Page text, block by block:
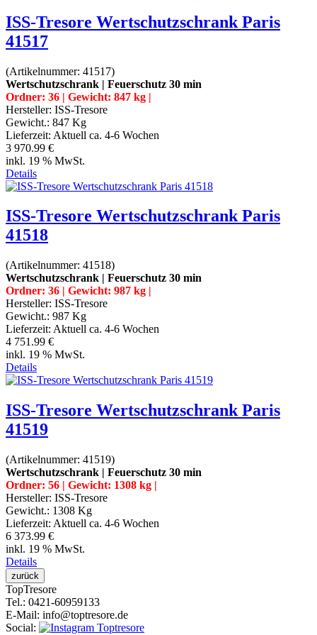
ISS-Tresore Wertschutzschrank Paris
41517
(Artikelnummer: 41517)
Wertschutzschrank | Feuerschutz 30 min
Ordner: 36 | Gewicht: 847 kg |
Hersteller: ISS-Tresore
Gewicht.: 847 Kg
Lieferzeit: Aktuell ca. 4-6 Wochen
3 970.99 €
inkl. 19 % MwSt.
Details
ISS-Tresore Wertschutzschrank Paris
41518
(Artikelnummer: 41518)
Wertschutzschrank | Feuerschutz 30 min
Ordner: 36 | Gewicht: 987 kg |
Hersteller: ISS-Tresore
Gewicht.: 987 Kg
Lieferzeit: Aktuell ca. 4-6 Wochen
4 751.99 €
inkl. 19 % MwSt.
Details
ISS-Tresore Wertschutzschrank Paris
41519
(Artikelnummer: 41519)
Wertschutzschrank | Feuerschutz 30 min
Ordner: 56 | Gewicht: 1308 kg |
Hersteller: ISS-Tresore
Gewicht.: 1308 Kg
Lieferzeit: Aktuell ca. 4-6 Wochen
6 373.99 €
inkl. 19 % MwSt.
Details
TopTresore
Tel.: 0421-60959133
E-Mail: info@toptresore.de
Social: